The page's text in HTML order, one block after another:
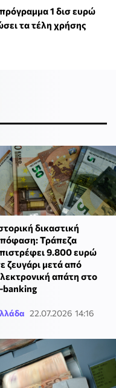
1 δισ ευρώ
τα τέλη χρήσης
δικαστική
Τράπεζα
9.800 ευρώ
ζευγάρι μετά από
απάτη στο
banking
22.07.2026 14:16